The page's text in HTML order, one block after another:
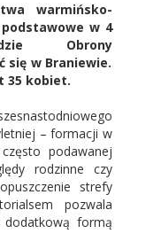
warmińsko-
w 4
Obrony
się w Braniewie.
35 kobiet.
– formacji w
podawanej
rodzinne czy
strefy
pozwala
formą